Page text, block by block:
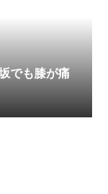
でも膝が痛